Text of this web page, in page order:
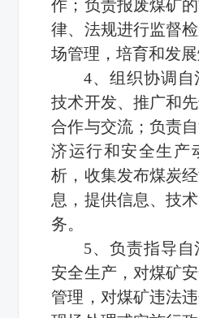
作；负责报废煤矿
律、法规进行监督
场管理，培育和发展
4、组织协调
技术开发、推广和先
合作与交流；负责
济运行和安全生产
析，收集发布煤炭
息，提供信息、技
务。
5、负责指导
安全生产，对煤矿
管理，对煤矿违法